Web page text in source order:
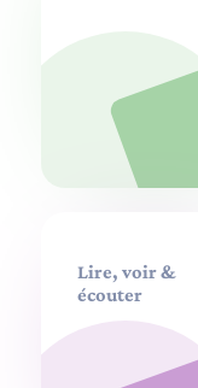
Lire, voir &
écouter